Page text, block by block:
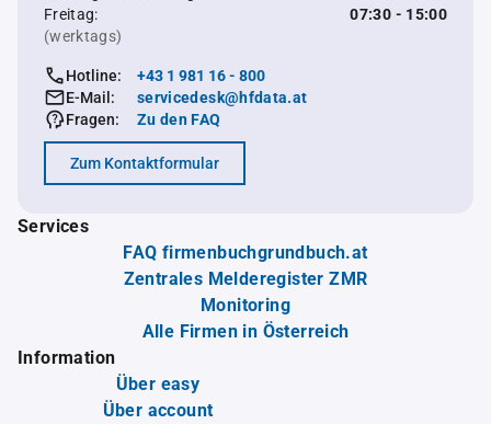
Freitag:
07:30 - 15:00
(werktags)
Hotline:
+43 1 981 16 - 800
E-Mail:
servicedesk@hfdata.at
Fragen:
Zu den FAQ
Zum Kontaktformular
Services
FAQ firmenbuchgrundbuch.at
Zentrales Melderegister ZMR
Monitoring
Alle Firmen in Österreich
Information
Über easy
Über account